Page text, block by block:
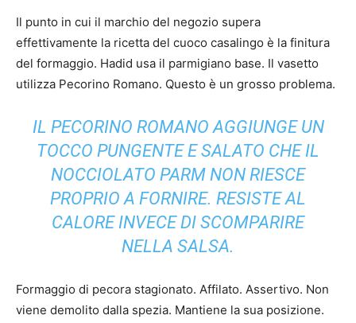
Il punto in cui il marchio del negozio supera
effettivamente la ricetta del cuoco casalingo è la finitura
del formaggio. Hadid usa il parmigiano base. Il vasetto
utilizza Pecorino Romano. Questo è un grosso problema.
IL PECORINO ROMANO AGGIUNGE UN
TOCCO PUNGENTE E SALATO CHE IL
NOCCIOLATO PARM NON RIESCE
PROPRIO A FORNIRE. RESISTE AL
CALORE INVECE DI SCOMPARIRE
NELLA SALSA.
Formaggio di pecora stagionato. Affilato. Assertivo. Non
viene demolito dalla spezia. Mantiene la sua posizione.